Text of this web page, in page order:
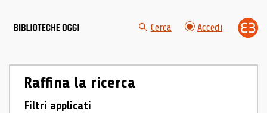
Cerca Accedi
Raffina la ricerca
Filtri applicati